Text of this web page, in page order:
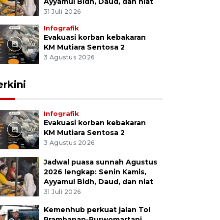
31 Juli 2026
Infografik
Evakuasi korban kebakaran
KM Mutiara Sentosa 2
3 Agustus 2026
Infografik
Evakuasi korban kebakaran
KM Mutiara Sentosa 2
3 Agustus 2026
Jadwal puasa sunnah Agustus
2026 lengkap: Senin Kamis,
Ayyamul Bidh, Daud, dan niat
31 Juli 2026
Kemenhub perkuat jalan Tol